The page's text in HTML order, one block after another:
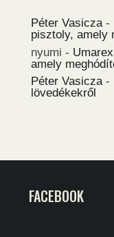
Péter Vasicza-
pisztoly, amely
nyumi -
amely
Péter Vasicza-
lövedékekről
FACEBOOK